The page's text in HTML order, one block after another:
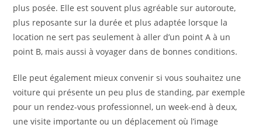
plus posée. Elle est souvent plus agréable sur autoroute,
plus reposante sur la durée et plus adaptée lorsque la
location ne sert pas seulement à aller d’un point A à un
point B, mais aussi à voyager dans de bonnes conditions.
Elle peut également mieux convenir si vous souhaitez une
voiture qui présente un peu plus de standing, par exemple
pour un rendez-vous professionnel, un week-end à deux,
une visite importante ou un déplacement où l’image